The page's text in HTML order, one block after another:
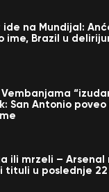
ide na Mundijal:
ime, Brazil u
San Antonio
ili mrzeli – Arsenal
tituli u poslednje